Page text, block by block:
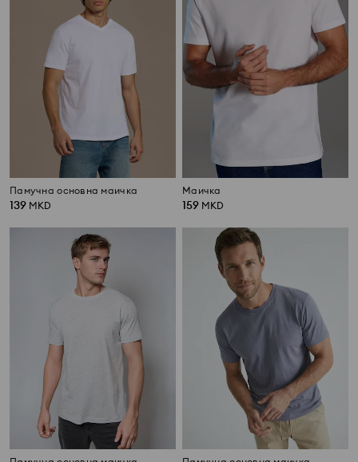
Памучна основна маичка
139 MKD
Маичка
159 MKD